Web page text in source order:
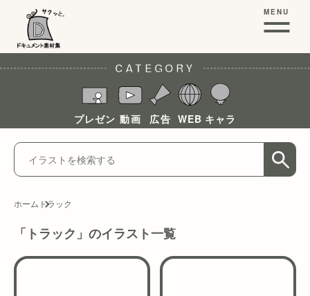
MENU
CATEGORY
プレゼン 動画 広告 WEB キャラ
ホーム トラック
「トラック」のイラスト一覧